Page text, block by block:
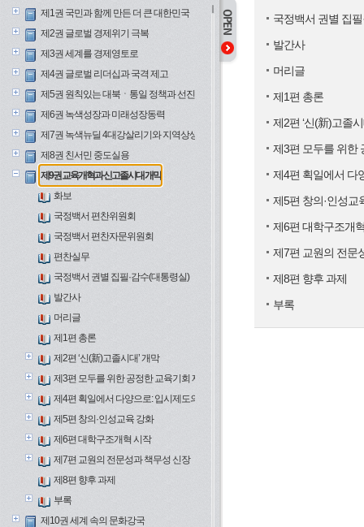
제1권 국민과 함께 만든 더 큰 대한민국
제2권 글로벌 경제위기 극복
제3권 세계를 경제영토로
제4권 글로벌 리더십과 국격 제고
제5권 원칙있는 대북ㆍ통일 정책과 선진안보
제6권 녹색성장과 미래성장동력
제7권 녹색뉴딜 4대강살리기와 지역상생
제8권 친서민 중도실용
제9권 교육개혁과 신고졸시대 개막
화보
국정백서 편찬위원회
국정백서 편찬자문위원회
편찬실무
국정백서 권별 집필·감수(대통령실)
발간사
머리글
제1편 총론
제2편 ‘신(新)고졸시대’ 개막
제3편 모두를 위한 공정한 교육기회 제공
제4편 획일에서 다양으로: 입시제도의 변화
제5편 창의·인성교육 강화
제6편 대학구조개혁 시작
제7편 교원의 전문성과 책무성 신장
제8편 향후 과제
부록
제10권 세계 속의 문화강국
국정백서 권별 집
발간사
머리글
제1편 총론
제2편 ‘신(新)고졸
제3편 모두를 위한
제4편 획일에서 다
제5편 창의·인성교
제6편 대학구조개
제7편 교원의 전문
제8편 향후 과제
부록